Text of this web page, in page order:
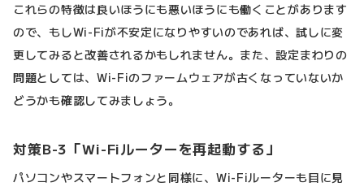
これらの特徴は良いほうにも悪いほうにも働くことがあります
ので、もしWi-Fiが不安定になりやすいのであれば、試しに変
更してみると改善されるかもしれません。また、設定まわりの
問題としては、Wi-Fiのファームウェアが古くなっていないか
どうかも確認してみましょう。
対策B-3「Wi-Fiルーターを再起動する」
パソコンやスマートフォンと同様に、Wi-Fiルーターも目に見